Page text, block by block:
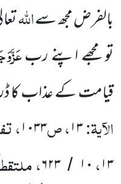
بالفرض مجھ سےاللہ
تو مجھے اپنے رب
قیامت کے عذاب کا
الآیۃ:۱۳، ص۱۰۳۳،
۱۳،۱۰ /۶۲۳،